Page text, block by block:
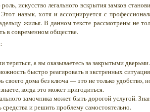
искусство легального вскрытия замков
навык, хотя и ассоциируется с
жилья. В данном тексте рассмотрены не
в современном обществе.
теряться, а вы оказываетесь за закрытыми дверьми.
быстро реагировать в экстренных
своего дома без ключа — это не только удобство,
когда это может пригодиться.
замочника может быть дорогой услугой.
и решить проблему самостоятельно.